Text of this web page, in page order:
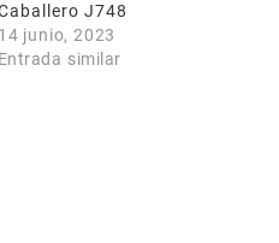
J748
14 junio, 2023
Entrada similar